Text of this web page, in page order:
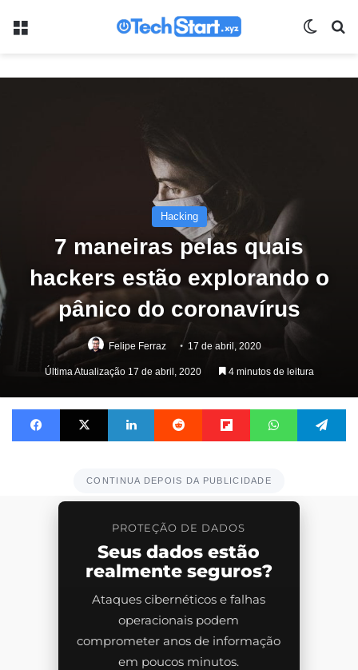
Hacking
7 maneiras pelas quais
hackers estão explorando o
pânico do coronavírus
Felipe Ferraz 17 de abril, 2020
Última Atualização 17 de abril, 2020 4 minutos de leitura
Facebook X Linkedin Reddit Flipboard WhatsApp
CONTINUA DEPOIS DA PUBLICIDADE
PROTEÇÃO DE DADOS
Seus dados estão
realmente seguros?
Ataques cibernéticos e falhas
operacionais podem
comprometer anos de informação
em poucos minutos.